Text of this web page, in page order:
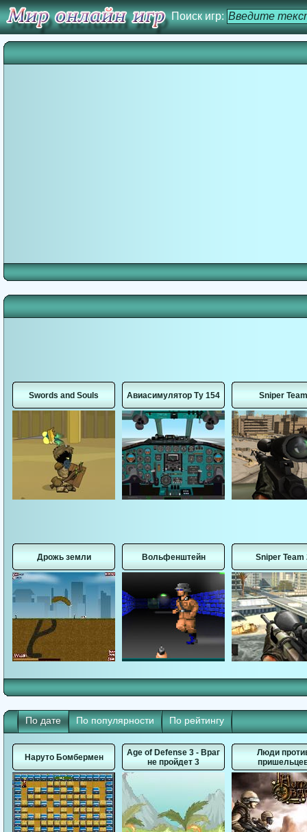
Поиск игр:
Swords and Souls Авиасимулятор Ту 154 Sniper Team
Дрожь земли Вольфенштейн Sniper Team
По дате По популярности По рейтингу
Наруто Бомбермен
Age of Defense 3 - Враг
не пройдет 3
Люди